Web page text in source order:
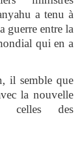
a tenu à
guerre entre la
qui en a
il semble que
la nouvelle
celles des